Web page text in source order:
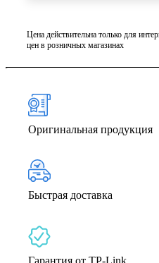
Цена действительна только для
цен в розничных магазинах
Оригинальная продукция
Быстрая доставка
Гарантия от TP-Link